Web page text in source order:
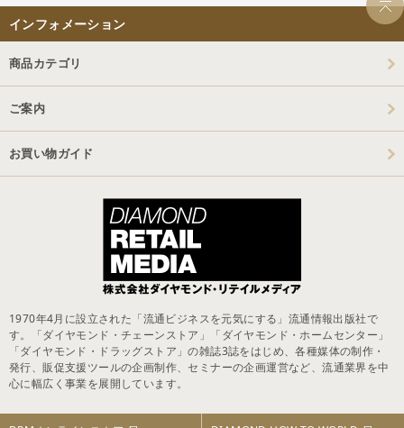
インフォメーション
商品カテゴリ
ご案内
お買い物ガイド
1970年4月に設立された「流通ビジネスを元気にする」流通情報出版社で
す。「ダイヤモンド・チェーンストア」「ダイヤモンド・ホームセンター」
「ダイヤモンド・ドラッグストア」の雑誌3誌をはじめ、各種媒体の制作・
発行、販促支援ツールの企画制作、セミナーの企画運営など、流通業界を中
心に幅広く事業を展開しています。